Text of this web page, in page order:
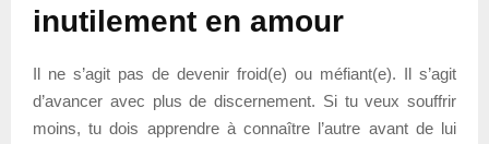
inutilement en amour
Il ne s’agit pas de devenir froid(e) ou méfiant(e). Il s’agit
d’avancer avec plus de discernement. Si tu veux souffrir
moins, tu dois apprendre à connaître l’autre avant de lui